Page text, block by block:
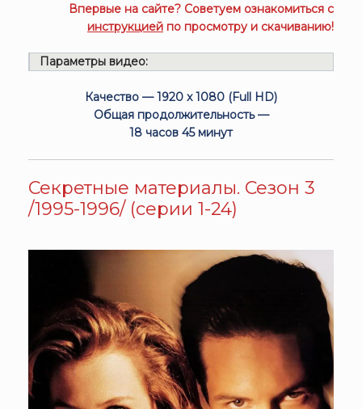
Впервые на сайте? Советуем ознакомиться с
инструкцией по просмотру и скачиванию!
Параметры видео:
Качество — 1920 x 1080 (Full HD)
Общая продолжительность —
18 часов 45 минут
Секретные материалы. Сезон 3
/1995-1996/ (серии 1-24)